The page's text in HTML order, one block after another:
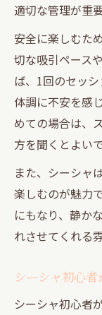
適切な管理が重要
安全に楽しむた
切な吸引ペース
ば、1回のセッ
体調に不安を感
めての場合は、
方を聞くとよい
また、シーシャ
楽しむのが魅力
にもなり、静か
れさせてくれる
シーシャ初心
シーシャ初心者